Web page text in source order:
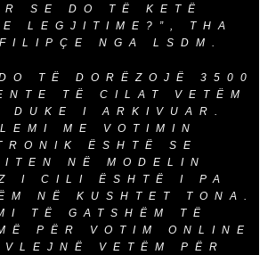
SE DO TË KETË
LEGJITIME?”, THA
NGA LSDM.
TË DORËZOJË 3500
TË CILAT VETËM
DUKE I ARKIVUAR.
ME VOTIMIN
ËSHTË SE
NË MODELIN
I CILI ËSHTË I PA
NË KUSHTET TONA.
TË GATSHËM TË
PËR VOTIM ONLINE
VETËM PËR